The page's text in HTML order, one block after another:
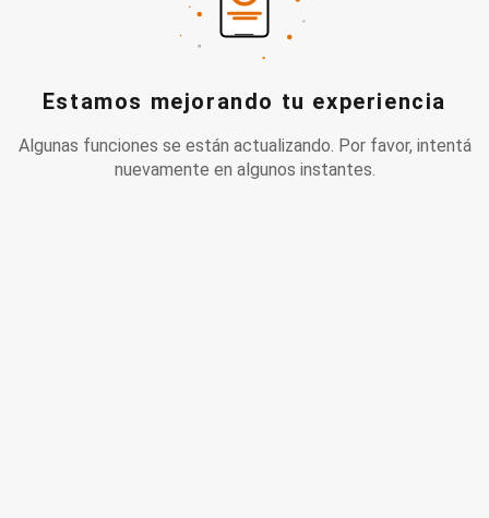
Estamos mejorando tu experiencia
Algunas funciones se están actualizando. Por favor, intentá
nuevamente en algunos instantes.